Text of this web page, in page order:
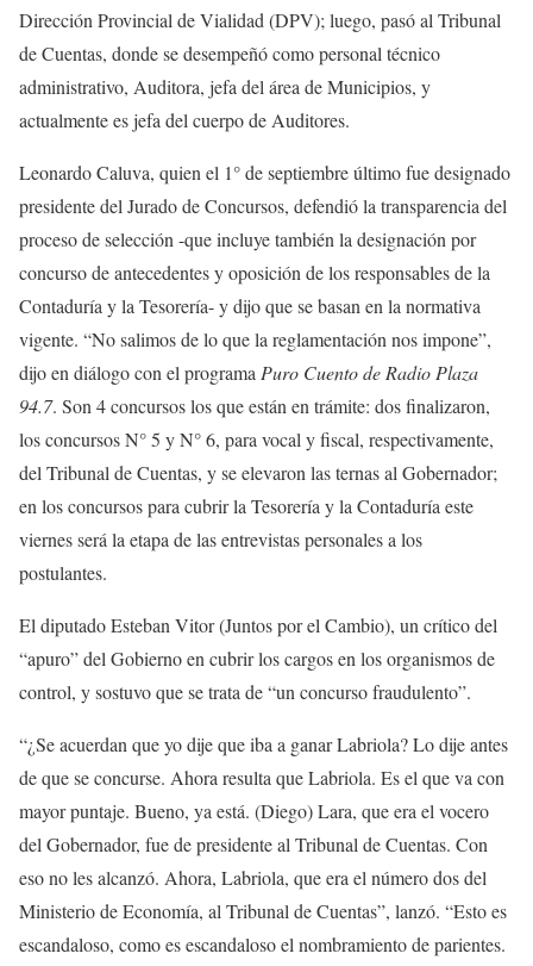
Dirección Provincial de Vialidad (DPV); luego, pasó al Tribunal
de Cuentas, donde se desempeñó como personal técnico
administrativo, Auditora, jefa del área de Municipios, y
actualmente es jefa del cuerpo de Auditores.
Leonardo Caluva, quien el 1° de septiembre último fue designado
presidente del Jurado de Concursos, defendió la transparencia del
proceso de selección -que incluye también la designación por
concurso de antecedentes y oposición de los responsables de la
Contaduría y la Tesorería- y dijo que se basan en la normativa
vigente. “No salimos de lo que la reglamentación nos impone”,
dijo en diálogo con el programa Puro Cuento de Radio Plaza
94.7. Son 4 concursos los que están en trámite: dos finalizaron,
los concursos N° 5 y N° 6, para vocal y fiscal, respectivamente,
del Tribunal de Cuentas, y se elevaron las ternas al Gobernador;
en los concursos para cubrir la Tesorería y la Contaduría este
viernes será la etapa de las entrevistas personales a los
postulantes.
El diputado Esteban Vitor (Juntos por el Cambio), un crítico del
“apuro” del Gobierno en cubrir los cargos en los organismos de
control, y sostuvo que se trata de “un concurso fraudulento”.
“¿Se acuerdan que yo dije que iba a ganar Labriola? Lo dije antes
de que se concurse. Ahora resulta que Labriola. Es el que va con
mayor puntaje. Bueno, ya está. (Diego) Lara, que era el vocero
del Gobernador, fue de presidente al Tribunal de Cuentas. Con
eso no les alcanzó. Ahora, Labriola, que era el número dos del
Ministerio de Economía, al Tribunal de Cuentas”, lanzó. “Esto es
escandaloso, como es escandaloso el nombramiento de parientes.